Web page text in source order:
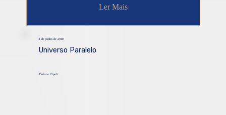
Ler Mais
1 de junho de 2018
Universo Paralelo
Tatiana Cipoli